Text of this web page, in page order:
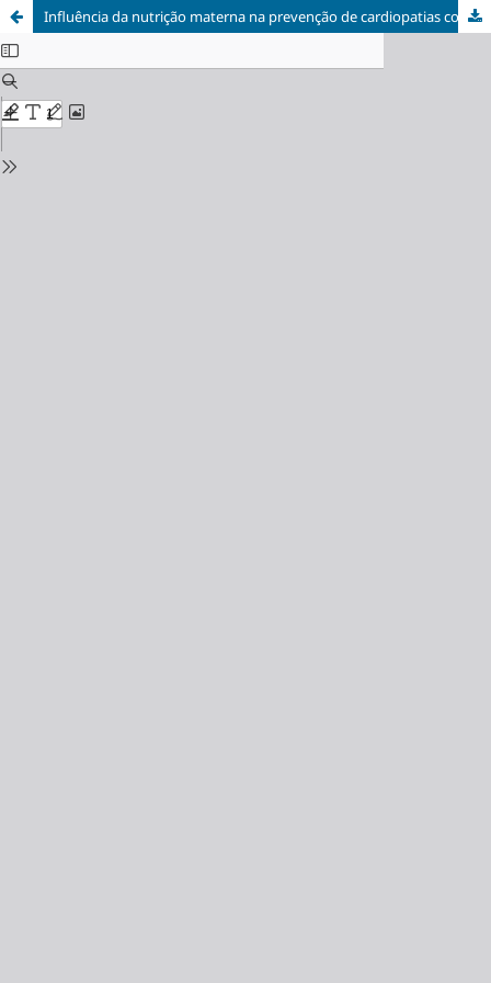
Influência da nutrição materna na prevenção de cardiopatias congênitas: revisão integrativa da literatura